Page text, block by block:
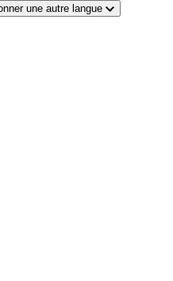
une autre langue